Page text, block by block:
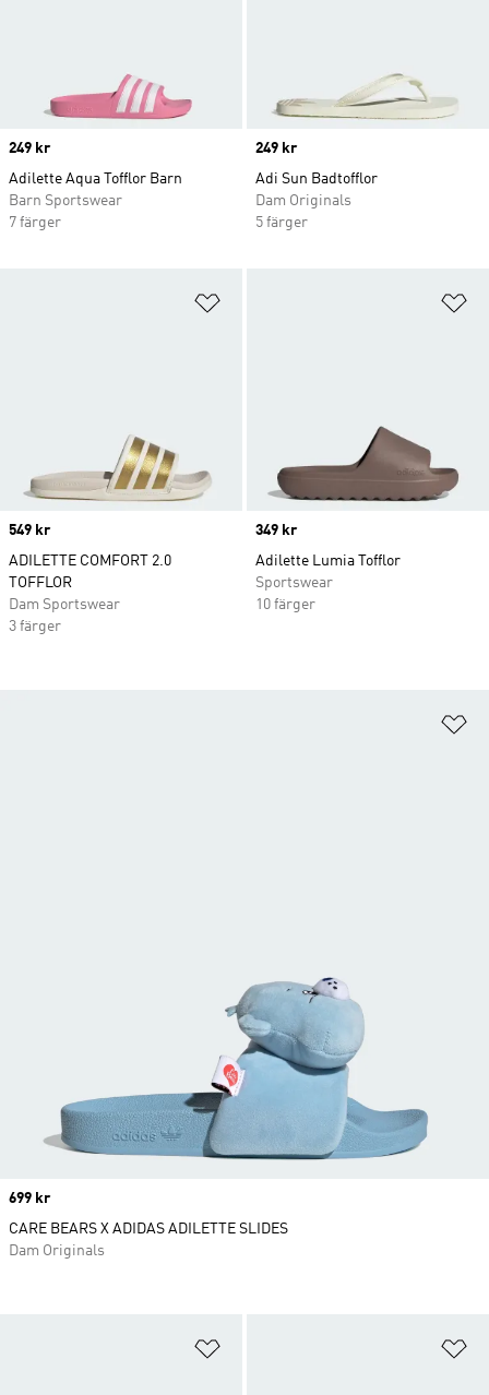
Price
249 kr
Adilette Aqua Tofflor Barn
Barn Sportswear
7 färger
Price
249 kr
Adi Sun Badtofflor
Dam Originals
5 färger
Price
549 kr
ADILETTE COMFORT 2.0
TOFFLOR
Dam Sportswear
3 färger
Price
349 kr
Adilette Lumia Tofflor
Sportswear
10 färger
Price
699 kr
CARE BEARS X ADIDAS ADILETTE SLIDES
Dam Originals